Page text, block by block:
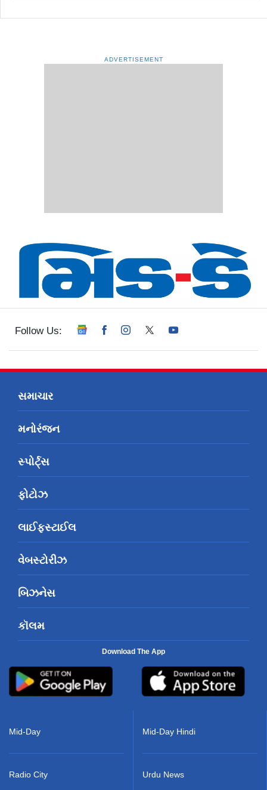
ADVERTISEMENT
Follow Us:
સમાચાર
મનોરંજન
સ્પોર્ટ્સ
ફોટોઝ
લાઈફસ્ટાઈલ
વેબસ્ટોરીઝ
બિઝનેસ
કૉલમ
Download The App
Mid-Day
Radio City
Mid-Day Hindi
Urdu News